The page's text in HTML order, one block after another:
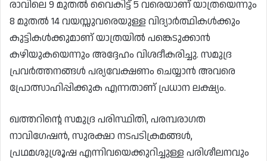
രാവിലെ 9 മുതൽ വൈകിട്ട് 5 വരെയാണ് യാത്രയെന്നും
8 മുതൽ 14 വയസ്സുവരെയുള്ള വിദ്യാർത്ഥികൾക്കും
കുട്ടികൾക്കുമാണ് യാത്രയിൽ പങ്കെടുക്കാൻ
കഴിയുകയെന്നും അദ്ദേഹം വിശദീകരിച്ചു. സമുദ്ര
പ്രവർത്തനങ്ങൾ പര്യവേക്ഷണം ചെയ്യാൻ അവരെ
പ്രോത്സാഹിപ്പിക്കുക എന്നതാണ് പ്രധാന ലക്ഷ്യം.
ഖത്തറിൻ്റെ സമുദ്ര പരിസ്ഥിതി, പരമ്പരാഗത
നാവിഗേഷൻ, സുരക്ഷാ നടപടിക്രമങ്ങൾ,
പ്രഥമശുശ്രൂഷ എന്നിവയെക്കുറിച്ചുള്ള പരിശീലനവും